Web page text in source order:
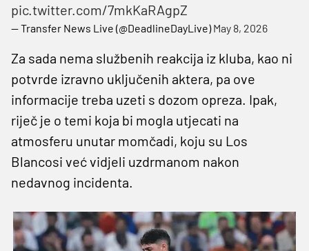
pic.twitter.com/7mkKaRAgpZ
— Transfer News Live (@DeadlineDayLive)May 8, 2026
Za sada nema službenih reakcija iz kluba, kao ni
potvrde izravno uključenih aktera, pa ove
informacije treba uzeti s dozom opreza. Ipak,
riječ je o temi koja bi mogla utjecati na
atmosferu unutar momčadi, koju su Los
Blancosi već vidjeli uzdrmanom nakon
nedavnog incidenta.